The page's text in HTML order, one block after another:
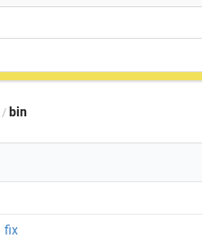
/ bin
fix